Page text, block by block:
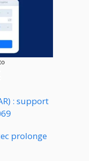
: support
prolonge